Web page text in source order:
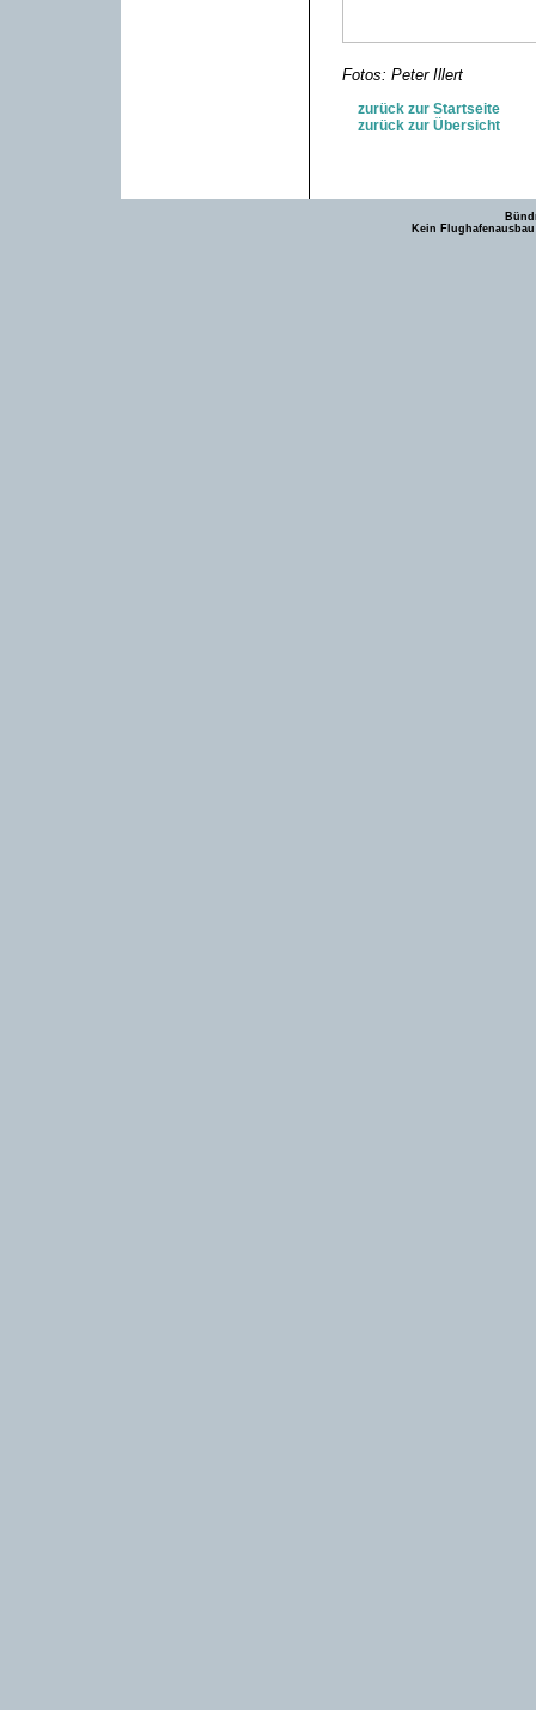
Fotos: Peter Illert
zurück zur Startseite
zurück zur Übersicht
Kein